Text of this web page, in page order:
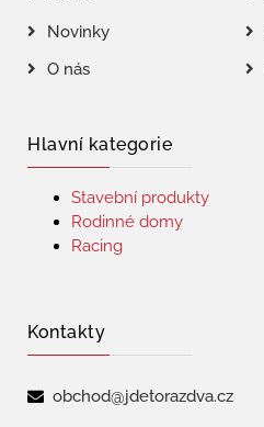
Novinky
O nás
Hlavní kategorie
Stavební produkty
Rodinné domy
Racing
Kontakty
obchod@jdetorazdva.cz